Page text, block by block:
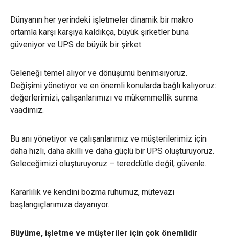
Dünyanın her yerindeki işletmeler dinamik bir makro
ortamla karşı karşıya kaldıkça, büyük şirketler buna
güveniyor ve UPS de büyük bir şirket.
Geleneği temel alıyor ve dönüşümü benimsiyoruz.
Değişimi yönetiyor ve en önemli konularda bağlı kalıyoruz:
değerlerimizi, çalışanlarımızı ve mükemmellik sunma
vaadimiz.
Bu anı yönetiyor ve çalışanlarımız ve müşterilerimiz için
daha hızlı, daha akıllı ve daha güçlü bir UPS oluşturuyoruz.
Geleceğimizi oluşturuyoruz – tereddütle değil, güvenle.
Kararlılık ve kendini bozma ruhumuz, mütevazı
başlangıçlarımıza dayanıyor.
Büyüme, işletme ve müşteriler için çok önemlidir